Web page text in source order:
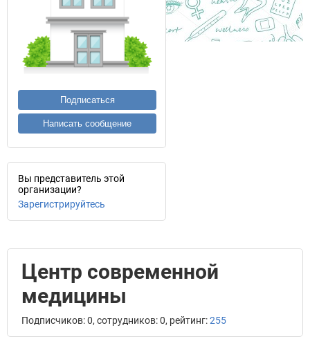
Подписаться
Написать сообщение
Вы представитель этой
организации?
Зарегистрируйтесь
Центр современной
медицины
Подписчиков: 0, сотрудников: 0, рейтинг:255